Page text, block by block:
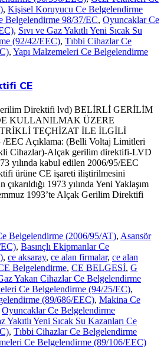
, Kişisel Koruyucu Ce Belgelendirme
Belgelendirme 98/37/EC, Oyuncaklar Ce
, Sıvı ve Gaz Yakıtlı Yeni Sıcak Su
(92/42/EEC), Tıbbi Cihazlar Ce
, Yapı Malzemeleri Ce Belgelendirme
CE
Direktifi lvd) BELİRLİ GERİLİM
KULLANILMAK ÜZERE
TEÇHİZAT İLE İLGİLİ
Açıklama: (Belli Voltaj Limitleri
Cihazlar)-Alçak gerilim direktifi-LVD
yılında kabul edilen 2006/95/EEC
ürüne CE işareti iliştirilmesini
1973 yılında Yeni Yaklaşım
1993’te Alçak Gerilim Direktifi
Belgelendirme (2006/95/AT), Asansör
, Basınçlı Ekipmanlar Ce
, ce aksaray, ce alan firmalar, ce alan
Belgelendirme, CE BELGESİ, G
Yakan Cihazlar Ce Belgelendirme
Ce Belgelendirme (94/25/EC),
(89/686/EEC), Makina Ce
Oyuncaklar Ce Belgelendirme
Yakıtlı Yeni Sıcak Su Kazanları Ce
, Tıbbi Cihazlar Ce Belgelendirme
Ce Belgelendirme (89/106/EEC)